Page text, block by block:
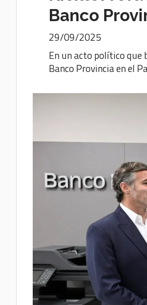
Banco
En un acto político que
Banco Provincia en el
29/09/2025